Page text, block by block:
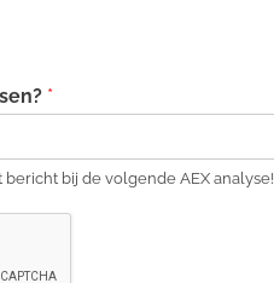
*
bij de volgende AEX analyse!